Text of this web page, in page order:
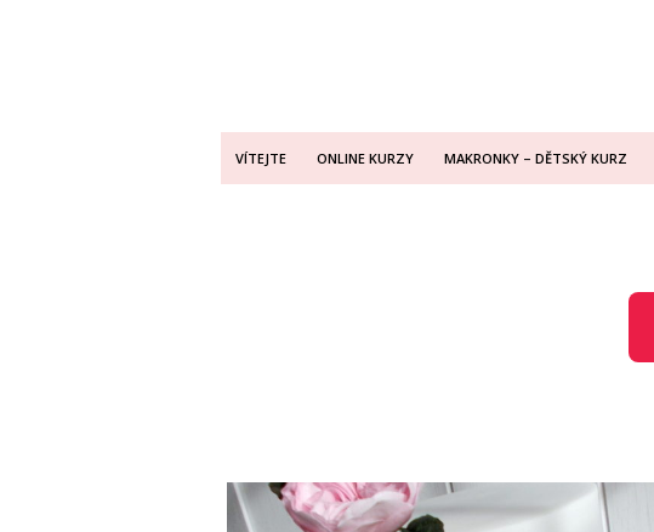
VÍTEJTE ONLINE KURZY MAKRONKY – DĚTSKÝ KURZ